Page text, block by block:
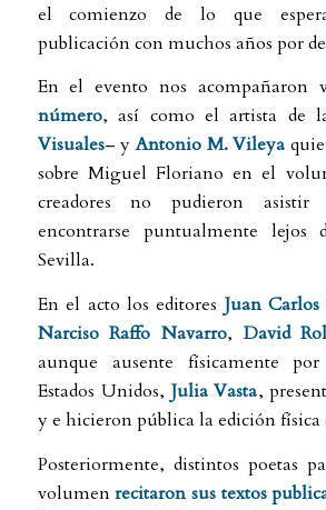
el comienzo de lo que
publicación con muchos años por
En el evento nos acompañaron
número, así como el artista de
Visuales– yAntonio M. Vileya
sobre Miguel Floriano en el
creadores no pudieron
encontrarse puntualmente lejos
Sevilla.
En el acto los editores Juan
Narciso Raffo Navarro, David
aunque ausente físicamente
Estados Unidos, Julia Vasta,
y e hicieron pública la edición física
Posteriormente, distintos poetas
volumenrecitaron sus textos